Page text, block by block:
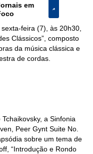
em
feira (7), às 20h30,
Clássicos”, composto
da música clássica e
de cordas.
a Sinfonia
Peer Gynt Suite No.
sobre um tema de
“Introdução e Rondo